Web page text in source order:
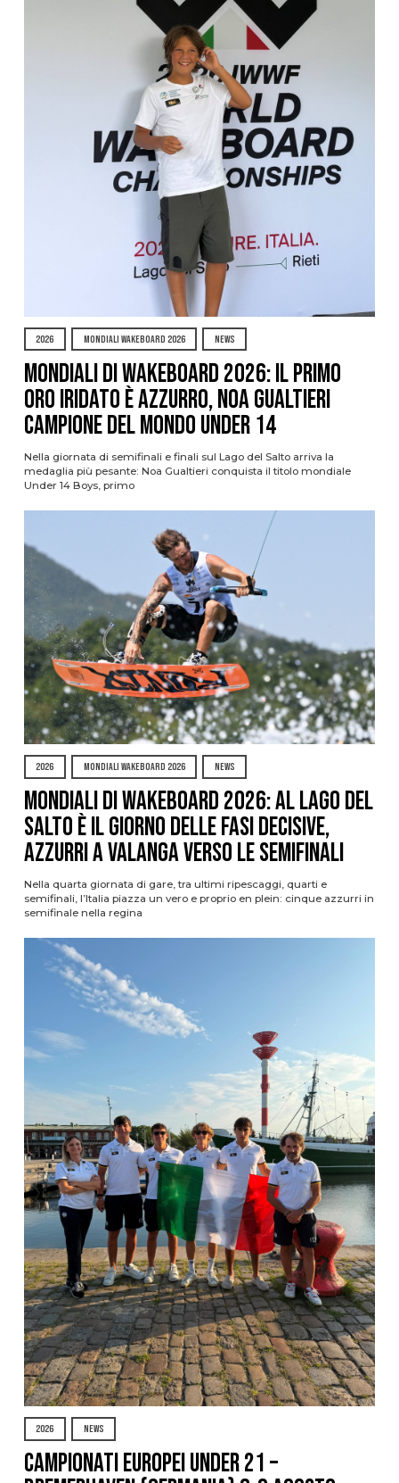
2026 MONDIALI WAKEBOARD 2026 NEWS
Mondiali di Wakeboard 2026: il primo
oro iridato è azzurro, Noa Gualtieri
campione del mondo Under 14
Nella giornata di semifinali e finali sul Lago del Salto arriva la
medaglia più pesante: Noa Gualtieri conquista il titolo mondiale
Under 14 Boys, primo
2026 MONDIALI WAKEBOARD 2026 NEWS
Mondiali di Wakeboard 2026: al Lago del
Salto è il giorno delle fasi decisive,
azzurri a valanga verso le semifinali
Nella quarta giornata di gare, tra ultimi ripescaggi, quarti e
semifinali, l’Italia piazza un vero e proprio en plein: cinque azzurri in
semifinale nella regina
2026 NEWS
Campionati Europei Under 21 –